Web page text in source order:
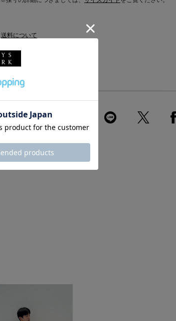
送料について
配送について
返品・交換について